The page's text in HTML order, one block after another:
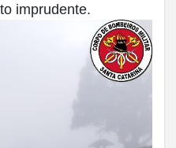
imprudente.